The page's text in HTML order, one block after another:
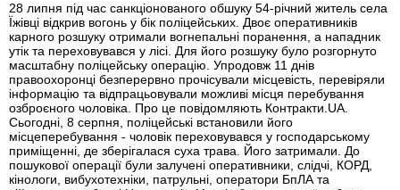
28 липня під час санкціонованого обшуку 54-річний житель села
Їжівці відкрив вогонь у бік поліцейських. Двоє оперативників
карного розшуку отримали вогнепальні поранення, а нападник
утік та переховувався у лісі. Для його розшуку було розгорнуто
масштабну поліцейську операцію. Упродовж 11 днів
правоохоронці безперервно прочісували місцевість, перевіряли
інформацію та відпрацьовували можливі місця перебування
озброєного чоловіка. Про це повідомляють Контракти.UA.
Сьогодні, 8 серпня, поліцейські встановили його
місцеперебування - чоловік переховувався у господарському
приміщенні, де зберігалася суха трава. Його затримали. До
пошукової операції були залучені оперативники, слідчі, КОРД,
кінологи, вибухотехніки, патрульні, оператори БпЛА та